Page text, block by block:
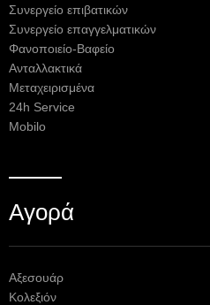
Συνεργείο επιβατικών
Συνεργείο επαγγελματικών
Φανοποιείο-Βαφείο
Ανταλλακτικά
Μεταχειρισμένα
24h Service
Mobilo
Αγορά
Αξεσουάρ
Κολεξιόν